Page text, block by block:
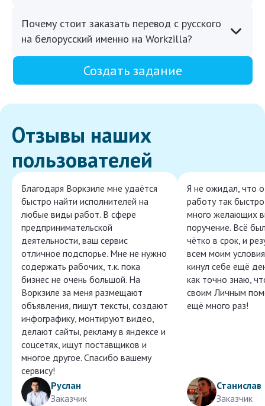
Почему стоит заказать перевод с русского
на белорусский именно на Workzilla?
Создать задание
Отзывы наших
пользователей
Благодаря Воркзиле мне удаётся
быстро найти исполнителей на
любые виды работ. В сфере
предпринимательской
деятельности, ваш сервис
отличное подспорье. Мне не нужно
содержать рабочих, т.к. пока
бизнес не очень большой. На
Воркзиле за меня размещают
объявления, пишут тексты, создают
инфографику, монтируют видео,
делают сайты, рекламу в яндексе и
соцсетях, ищут поставщиков и
многое другое. Спасибо вашему
сервису!
Руслан
Заказчик
Я не ожидал, что
работу так
много желающих
поручение. Всё
чётко в срок, и
всем моим
кинул себе ещё
как точно знаю,
своим Личным
ещё много раз!
Станислав
Заказчик